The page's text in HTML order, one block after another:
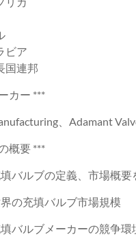
ビア
国連邦
カー ***
、Adamant
概要 ***
バルブの定義、市場概要
の充填バルブ市場規模
バルブメーカーの競争環